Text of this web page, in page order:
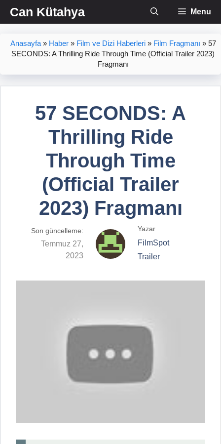
İçeriğe
atlaCan Kütahya Menu
Anasayfa» Haber» Film ve Dizi Haberleri» Film Fragmanı » 57
SECONDS: A Thrilling Ride Through Time (Official Trailer 2023)
Fragmanı
57 SECONDS: A
Thrilling Ride
Through Time
(Official Trailer
2023) Fragmanı
Son güncelleme:
Temmuz 27,
2023
Yazar
FilmSpot
Trailer